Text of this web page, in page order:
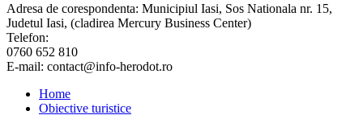
Adresa de corespondenta: Municipiul Iasi, Sos Nationala nr. 15,
Judetul Iasi, (cladirea Mercury Business Center)
Telefon:
0760 652 810
E-mail: contact@info-herodot.ro
Home
Obiective turistice